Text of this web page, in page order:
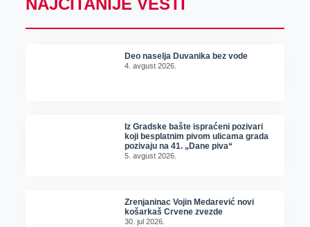
NAJČITANIJE VESTI
Deo naselja Duvanika bez vode
4. avgust 2026.
Iz Gradske bašte ispraćeni pozivari
koji besplatnim pivom ulicama grada
pozivaju na 41. „Dane piva“
5. avgust 2026.
Zrenjaninac Vojin Medarević novi
košarkaš Crvene zvezde
30. jul 2026.